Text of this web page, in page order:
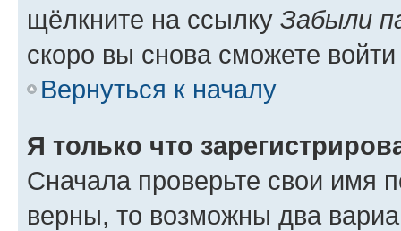
щёлкните на ссылку Забыли
скоро вы снова сможете
Вернуться к началу
Я только что
Сначала проверьте свои имя
верны, то возможны два